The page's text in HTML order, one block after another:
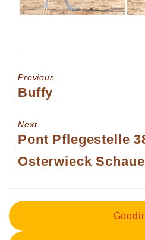
Previous
Previous
Buffy
Next
Next
Pont Pflegestelle
Osterwieck